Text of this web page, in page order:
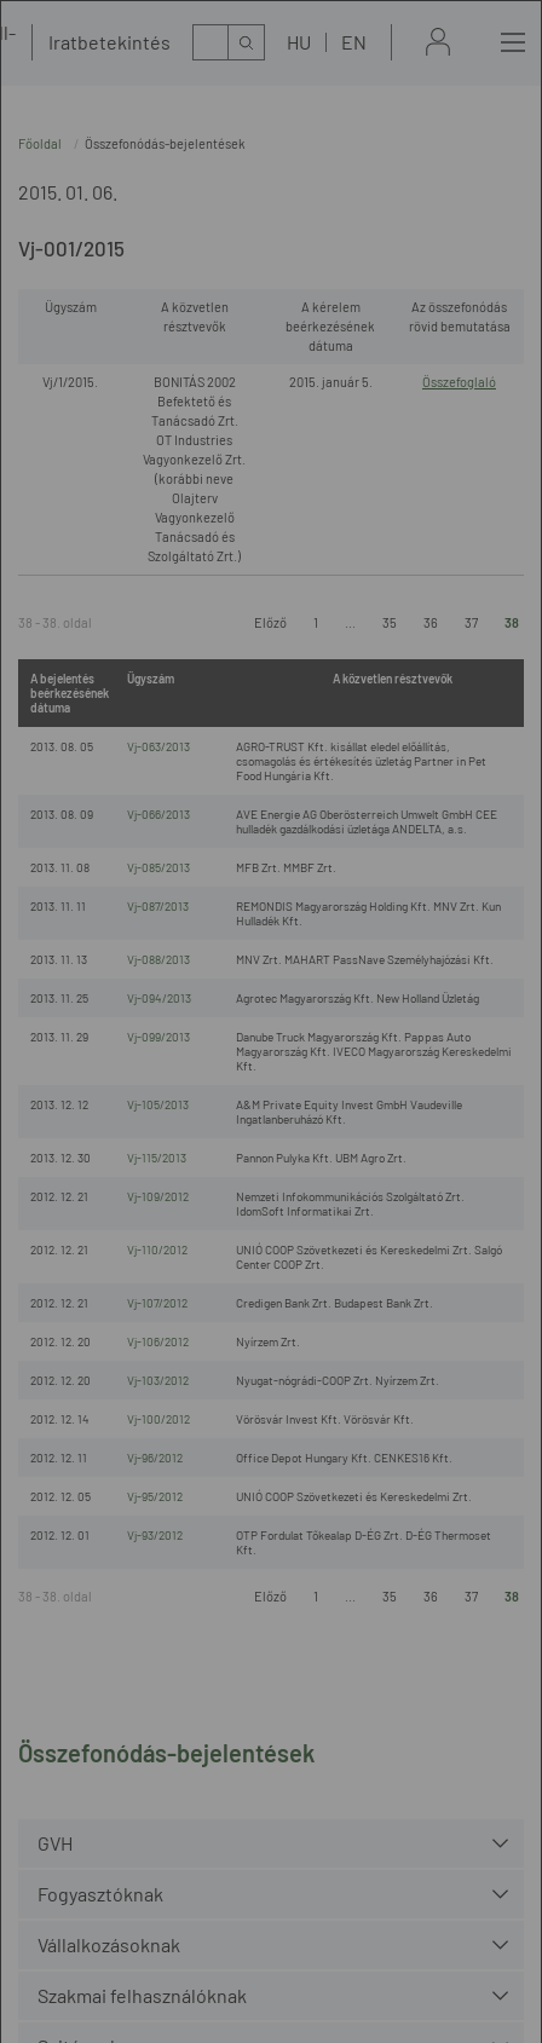
Iratbetekintés Kereső HU EN
Összefonódás-bejelentések
GVH
Fogyasztóknak
Vállalkozásoknak
Szakmai felhasználóknak
Főoldal Összefonódás-bejelentések
2015. 01. 06.
Vj-001/2015
Ügyszám
A közvetlen
résztvevők
A kérelem
beérkezésének
dátuma
Az összefonódás
rövid bemutatása
Vj/1/2015.
BONITÁS 2002
Befektető és
Tanácsadó Zrt.
OT Industries
Vagyonkezelő Zrt.
(korábbi neve
Olajterv
Vagyonkezelő
Tanácsadó és
Szolgáltató Zrt.)
2015. január 5. Összefoglaló
38 - 38. oldal Előző 1 35 36 37 38
A bejelentés
beérkezésének
dátuma
Ügyszám A közvetlen résztvevők
2013. 08. 05 Vj-063/2013
AGRO-TRUST Kft. kisállat eledel előállítás,
csomagolás és értékesítés üzletág Partner in Pet
Food Hungária Kft.
2013. 08. 09 Vj-066/2013
AVE Energie AG Oberösterreich Umwelt GmbH CEE
hulladék gazdálkodási üzletága ANDELTA, a.s.
2013. 11. 08 Vj-085/2013 MFB Zrt. MMBF Zrt.
2013. 11. 11 Vj-087/2013
REMONDIS Magyarország Holding Kft. MNV Zrt. Kun
Hulladék Kft.
2013. 11. 13 Vj-088/2013 MNV Zrt. MAHART PassNave Személyhajózási Kft.
2013. 11. 25 Vj-094/2013 Agrotec Magyarország Kft. New Holland Üzletág
2013. 11. 29 Vj-099/2013
Danube Truck Magyarország Kft. Pappas Auto
Magyarország Kft. IVECO Magyarország Kereskedelmi
Kft.
2013. 12. 12 Vj-105/2013
A&M Private Equity Invest GmbH Vaudeville
Ingatlanberuházó Kft.
2013. 12. 30 Vj-115/2013 Pannon Pulyka Kft. UBM Agro Zrt.
2012. 12. 21 Vj-109/2012
Nemzeti Infokommunikációs Szolgáltató Zrt.
IdomSoft Informatikai Zrt.
2012. 12. 21 Vj-110/2012
UNIÓ COOP Szövetkezeti és Kereskedelmi Zrt. Salgó
Center COOP Zrt.
2012. 12. 21 Vj-107/2012 Credigen Bank Zrt. Budapest Bank Zrt.
2012. 12. 20 Vj-106/2012 Nyírzem Zrt.
2012. 12. 20 Vj-103/2012 Nyugat-nógrádi-COOP Zrt. Nyírzem Zrt.
2012. 12. 14 Vj-100/2012 Vörösvár Invest Kft. Vörösvár Kft.
2012. 12. 11 Vj-96/2012 Office Depot Hungary Kft. CENKES16 Kft.
2012. 12. 05 Vj-95/2012 UNIÓ COOP Szövetkezeti és Kereskedelmi Zrt.
2012. 12. 01 Vj-93/2012
OTP Fordulat Tőkealap D-ÉG Zrt. D-ÉG Thermoset
Kft.
38 - 38. oldal Előző 1 35 36 37 38